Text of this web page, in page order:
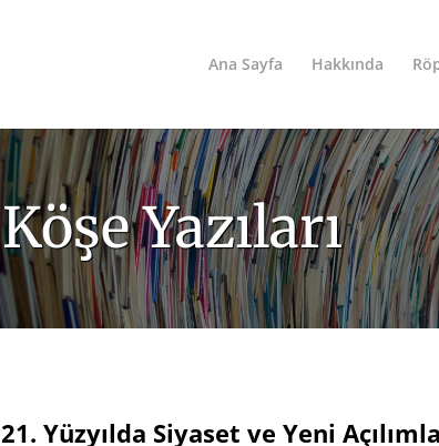
Ana Sayfa Hakkında
Köşe Yazıları
21. Yüzyılda Siyaset ve Yeni